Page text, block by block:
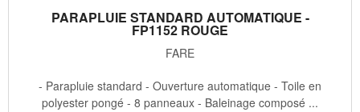
PARAPLUIE STANDARD AUTOMATIQUE -
FP1152 ROUGE
FARE
- Parapluie standard - Ouverture automatique - Toile en
polyester pongé - 8 panneaux - Baleinage composé ...